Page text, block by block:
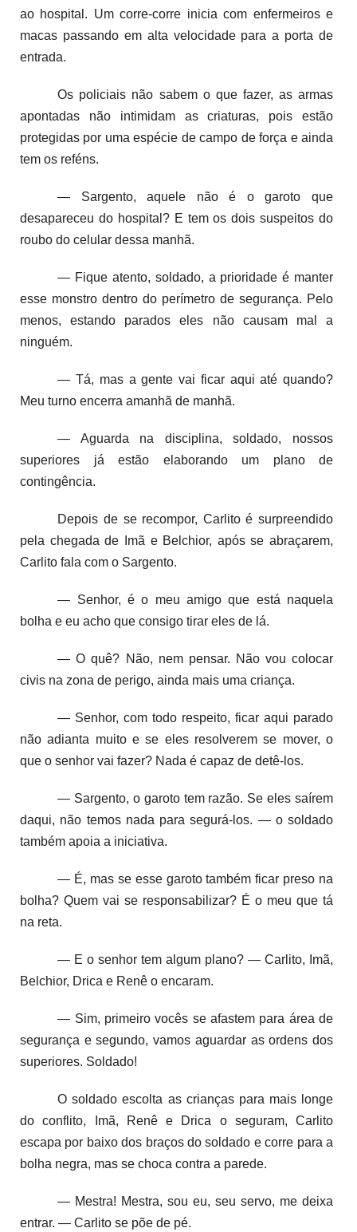
ao hospital. Um corre-corre inicia com enfermeiros e
macas passando em alta velocidade para a porta de
entrada.
Os policiais não sabem o que fazer, as armas
apontadas não intimidam as criaturas, pois estão
protegidas por uma espécie de campo de força e ainda
tem os reféns.
— Sargento, aquele não é o garoto que
desapareceu do hospital? E tem os dois suspeitos do
roubo do celular dessa manhã.
— Fique atento, soldado, a prioridade é manter
esse monstro dentro do perímetro de segurança. Pelo
menos, estando parados eles não causam mal a
ninguém.
— Tá, mas a gente vai ficar aqui até quando?
Meu turno encerra amanhã de manhã.
— Aguarda na disciplina, soldado, nossos
superiores já estão elaborando um plano de
contingência.
Depois de se recompor, Carlito é surpreendido
pela chegada de Imã e Belchior, após se abraçarem,
Carlito fala com o Sargento.
— Senhor, é o meu amigo que está naquela
bolha e eu acho que consigo tirar eles de lá.
— O quê? Não, nem pensar. Não vou colocar
civis na zona de perigo, ainda mais uma criança.
— Senhor, com todo respeito, ficar aqui parado
não adianta muito e se eles resolverem se mover, o
que o senhor vai fazer? Nada é capaz de detê-los.
— Sargento, o garoto tem razão. Se eles saírem
daqui, não temos nada para segurá-los. — o soldado
também apoia a iniciativa.
— É, mas se esse garoto também ficar preso na
bolha? Quem vai se responsabilizar? É o meu que tá
na reta.
— E o senhor tem algum plano? — Carlito, Imã,
Belchior, Drica e Renê o encaram.
— Sim, primeiro vocês se afastem para área de
segurança e segundo, vamos aguardar as ordens dos
superiores. Soldado!
O soldado escolta as crianças para mais longe
do conflito, Imã, Renê e Drica o seguram, Carlito
escapa por baixo dos braços do soldado e corre para a
bolha negra, mas se choca contra a parede.
— Mestra! Mestra, sou eu, seu servo, me deixa
entrar. — Carlito se põe de pé.